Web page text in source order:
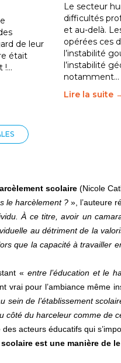
de leur
était
!…
Le secteur
difficultés
et au-delà.
opérées ces
l’instabilité
l’instabilité
notamment…
Lire la suite
scolaire(Nicole
le harcèlement ?», l’auteure
À ce titre, avoir un
au détriment de la
que la capacité à
« entre l’éducation et le
vrai pour l’ambiance même
sein de l’établissement
côté du harceleur comme de
acteurs éducatifs qui
est une manière de